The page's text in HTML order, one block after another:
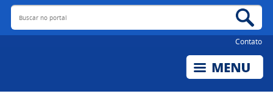
Buscar no portal
Contato